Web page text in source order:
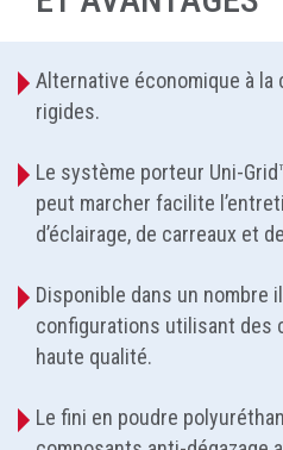
Alternative économique à
rigides.
Le système porteur Uni-
peut marcher facilite
d’éclairage, de carreaux et
Disponible dans un nombre
configurations utilisant des
haute qualité.
Le fini en poudre